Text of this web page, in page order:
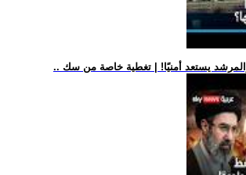
يستعد أمنيًا! | تغطية خاصة من سك